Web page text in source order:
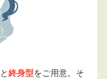
と終身型をご用意。そ